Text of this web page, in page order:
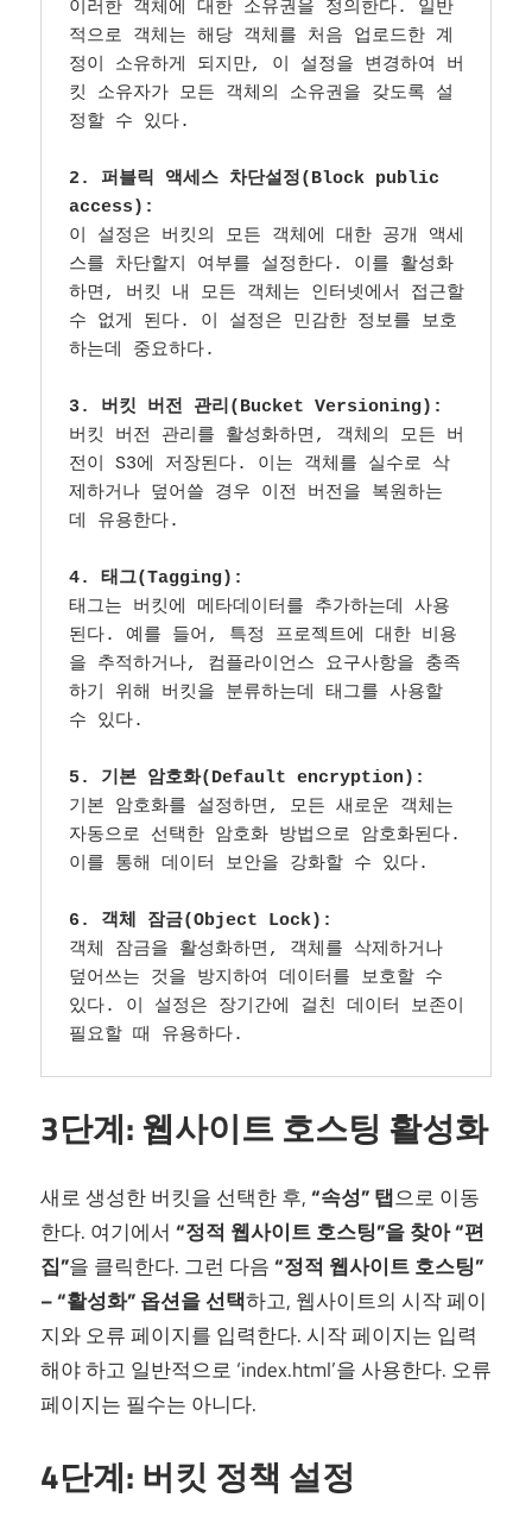
이러한 객체에 대한 소유권을 정의한다. 일반
적으로 객체는 해당 객체를 처음 업로드한 계
정이 소유하게 되지만, 이 설정을 변경하여 버
킷 소유자가 모든 객체의 소유권을 갖도록 설
정할 수 있다.
2. 퍼블릭 액세스 차단설정(Block public
access):
이 설정은 버킷의 모든 객체에 대한 공개 액세
스를 차단할지 여부를 설정한다. 이를 활성화
하면, 버킷 내 모든 객체는 인터넷에서 접근할
수 없게 된다. 이 설정은 민감한 정보를 보호
하는데 중요하다.
3. 버킷 버전 관리(Bucket Versioning):
버킷 버전 관리를 활성화하면, 객체의 모든 버
전이 S3에 저장된다. 이는 객체를 실수로 삭
제하거나 덮어쓸 경우 이전 버전을 복원하는
데 유용한다.
4. 태그(Tagging):
태그는 버킷에 메타데이터를 추가하는데 사용
된다. 예를 들어, 특정 프로젝트에 대한 비용
을 추적하거나, 컴플라이언스 요구사항을 충족
하기 위해 버킷을 분류하는데 태그를 사용할
수 있다.
5. 기본 암호화(Default encryption):
기본 암호화를 설정하면, 모든 새로운 객체는
자동으로 선택한 암호화 방법으로 암호화된다.
이를 통해 데이터 보안을 강화할 수 있다.
6. 객체 잠금(Object Lock):
객체 잠금을 활성화하면, 객체를 삭제하거나
덮어쓰는 것을 방지하여 데이터를 보호할 수
있다. 이 설정은 장기간에 걸친 데이터 보존이
필요할 때 유용하다.
3단계: 웹사이트 호스팅 활성화
새로 생성한 버킷을 선택한 후,“속성” 탭으로 이동
한다. 여기에서 “정적 웹사이트 호스팅”을 찾아 “편
집”을 클릭한다. 그런 다음“정적 웹사이트 호스팅”
– “활성화” 옵션을 선택하고, 웹사이트의 시작 페이
지와 오류 페이지를 입력한다. 시작 페이지는 입력
해야 하고 일반적으로 ‘index.html’을 사용한다. 오류
페이지는 필수는 아니다.
4단계: 버킷 정책 설정